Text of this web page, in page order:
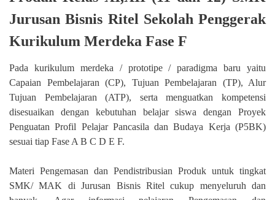
Jurusan Bisnis Ritel Sekolah Penggerak
Kurikulum Merdeka Fase F
Pada kurikulum merdeka / prototipe / paradigma baru yaitu
Capaian Pembelajaran (CP), Tujuan Pembelajaran (TP), Alur
Tujuan Pembelajaran (ATP), serta menguatkan kompetensi
disesuaikan dengan kebutuhan belajar siswa dengan Proyek
Penguatan Profil Pelajar Pancasila dan Budaya Kerja (P5BK)
sesuai tiap Fase A B C D E F.
Materi Pengemasan dan Pendistribusian Produk untuk tingkat
SMK/ MAK di Jurusan Bisnis Ritel cukup menyeluruh dan